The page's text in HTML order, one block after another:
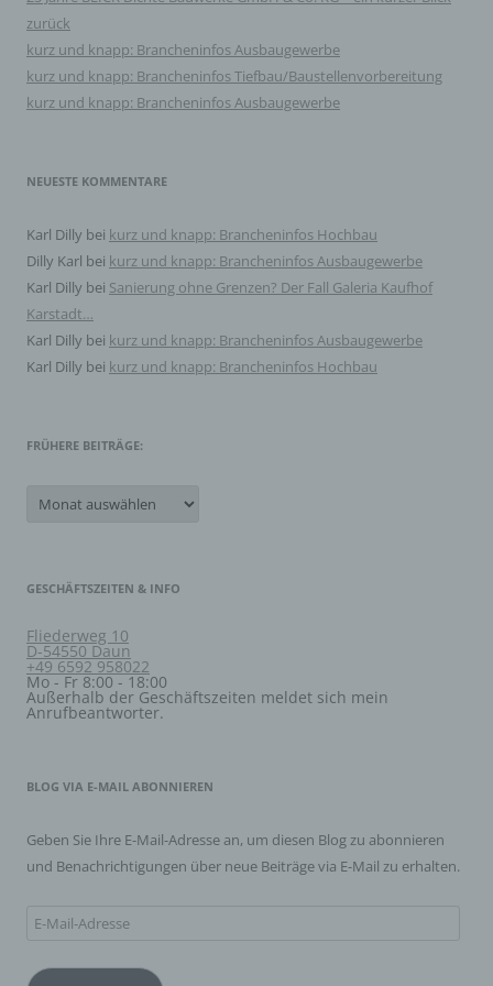
zurück
kurz und knapp: Brancheninfos Ausbaugewerbe
kurz und knapp: Brancheninfos Tiefbau/Baustellenvorbereitung
kurz und knapp: Brancheninfos Ausbaugewerbe
NEUESTE KOMMENTARE
Karl Dilly bei kurz und knapp: Brancheninfos Hochbau
Dilly Karl bei kurz und knapp: Brancheninfos Ausbaugewerbe
Karl Dilly bei Sanierung ohne Grenzen? Der Fall Galeria Kaufhof
Karstadt…
Karl Dilly bei kurz und knapp: Brancheninfos Ausbaugewerbe
Karl Dilly bei kurz und knapp: Brancheninfos Hochbau
FRÜHERE BEITRÄGE:
Beiträge:
GESCHÄFTSZEITEN & INFO
Fliederweg 10
D-54550 Daun
+49 6592 958022
Mo - Fr 8:00 - 18:00
Außerhalb der Geschäftszeiten meldet sich mein
Anrufbeantworter.
BLOG VIA E-MAIL ABONNIEREN
Geben Sie Ihre E-Mail-Adresse an, um diesen Blog zu abonnieren
und Benachrichtigungen über neue Beiträge via E-Mail zu erhalten.
E-
Adresse
Mitgliedstaaten vorgegeben, so kann der Verantwortliche
beziehungsweise können die bestimmten Kriterien
seiner Benennung nach dem Unionsrecht oder dem
Recht der Mitgliedstaaten vorgesehen werden.
Auftragsverarbeiter ist eine natürliche oder juristische
personenbezogene Daten im Auftrag des
Verantwortlichen verarbeitet.
i) Empfänger
Empfänger ist eine natürliche oder juristische Person,
Behörde, Einrichtung oder andere Stelle, der
bestimmten Untersuchungsauftrags nach dem
gelten jedoch nicht als Empfänger.
betroffenen Person, dem Verantwortlichen, dem
Auftragsverarbeiter und den Personen, die unter der
unmittelbaren Verantwortung des Verantwortlichen oder
des Auftragsverarbeiters befugt sind, die
personenbezogenen Daten zu verarbeiten.
für den bestimmten Fall in informierter Weise und
Form einer Erklärung oder einer sonstigen eindeutigen
betreffenden personenbezogenen Daten einverstanden